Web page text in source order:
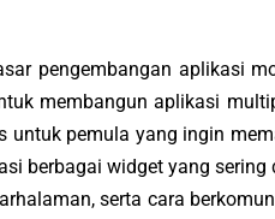
pengembangan aplikasi
membangun aplikasi
untuk pemula yang ingin
berbagai widget yang
serta cara